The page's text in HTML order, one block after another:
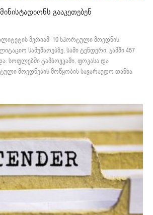
გააკეთებენ
მერიამ 10 სპორტული მოედნის
სამუშაოებზე, სამი ტენდერი, ჯამში 457
სოფლებში ტამბოვკაში, ფოკასა და
მოედნების მოწყობის სავარაუდო თანხა